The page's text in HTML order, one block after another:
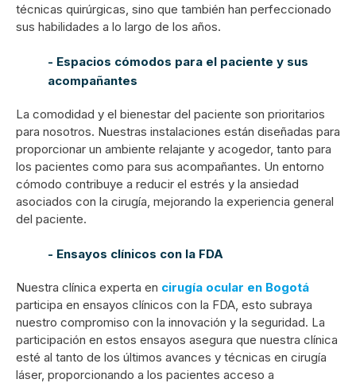
técnicas quirúrgicas, sino que también han perfeccionado
sus habilidades a lo largo de los años.
- Espacios cómodos para el paciente y sus
acompañantes
La comodidad y el bienestar del paciente son prioritarios
para nosotros. Nuestras instalaciones están diseñadas para
proporcionar un ambiente relajante y acogedor, tanto para
los pacientes como para sus acompañantes. Un entorno
cómodo contribuye a reducir el estrés y la ansiedad
asociados con la cirugía, mejorando la experiencia general
del paciente.
- Ensayos clínicos con la FDA
Nuestra clínica experta en cirugía ocular en Bogotá
participa en ensayos clínicos con la FDA, esto subraya
nuestro compromiso con la innovación y la seguridad. La
participación en estos ensayos asegura que nuestra clínica
esté al tanto de los últimos avances y técnicas en cirugía
láser, proporcionando a los pacientes acceso a